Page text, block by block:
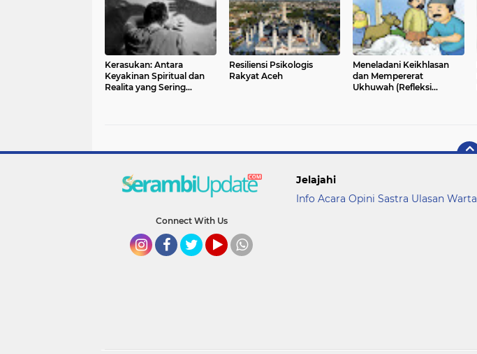
Kerasukan: Antara
Keyakinan Spiritual dan
Realita yang Sering
Resiliensi Psikologis
Rakyat Aceh
Meneladani Keikhlasan
dan Mempererat
Ukhuwah (Refleksi
Connect With Us
Jelajahi
Info Acara Opini Sastra Ulasan Warta